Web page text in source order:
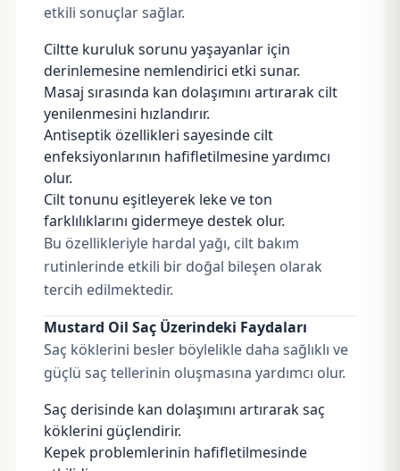
etkili sonuçlar sağlar.
Ciltte kuruluk sorunu yaşayanlar için
derinlemesine nemlendirici etki sunar.
Masaj sırasında kan dolaşımını artırarak cilt
yenilenmesini hızlandırır.
Antiseptik özellikleri sayesinde cilt
enfeksiyonlarının hafifletilmesine yardımcı
olur.
Cilt tonunu eşitleyerek leke ve ton
farklılıklarını gidermeye destek olur.
Bu özellikleriyle hardal yağı, cilt bakım
rutinlerinde etkili bir doğal bileşen olarak
tercih edilmektedir.
Mustard Oil Saç Üzerindeki Faydaları
Saç köklerini besler böylelikle daha sağlıklı ve
güçlü saç tellerinin oluşmasına yardımcı olur.
Saç derisinde kan dolaşımını artırarak saç
köklerini güçlendirir.
Kepek problemlerinin hafifletilmesinde